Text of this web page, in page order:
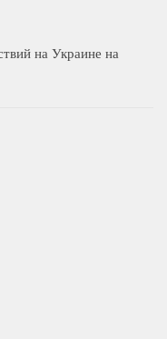
на Украине на